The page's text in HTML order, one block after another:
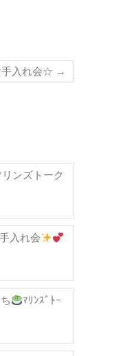
手入れ会☆ →
リンズトーク
入れ会
ﾏﾘﾝｽﾞﾄｰ